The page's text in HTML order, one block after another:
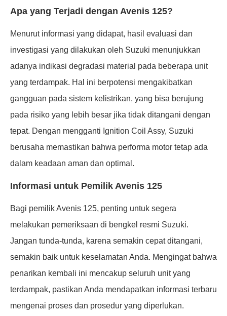
Apa yang Terjadi dengan Avenis 125?
Menurut informasi yang didapat, hasil evaluasi dan
investigasi yang dilakukan oleh Suzuki menunjukkan
adanya indikasi degradasi material pada beberapa unit
yang terdampak. Hal ini berpotensi mengakibatkan
gangguan pada sistem kelistrikan, yang bisa berujung
pada risiko yang lebih besar jika tidak ditangani dengan
tepat. Dengan mengganti Ignition Coil Assy, Suzuki
berusaha memastikan bahwa performa motor tetap ada
dalam keadaan aman dan optimal.
Informasi untuk Pemilik Avenis 125
Bagi pemilik Avenis 125, penting untuk segera
melakukan pemeriksaan di bengkel resmi Suzuki.
Jangan tunda-tunda, karena semakin cepat ditangani,
semakin baik untuk keselamatan Anda. Mengingat bahwa
penarikan kembali ini mencakup seluruh unit yang
terdampak, pastikan Anda mendapatkan informasi terbaru
mengenai proses dan prosedur yang diperlukan.